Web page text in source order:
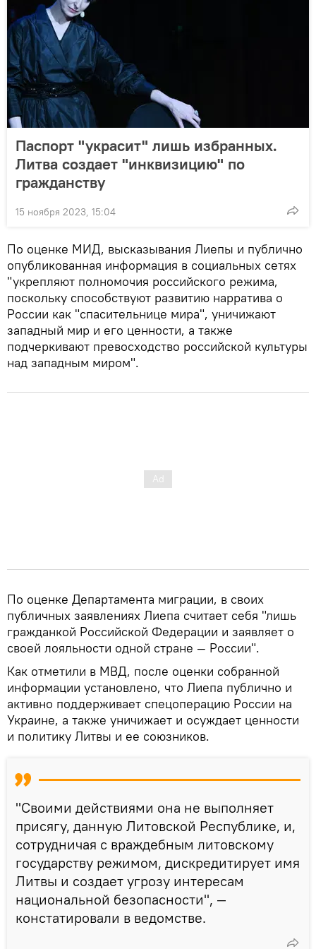
Паспорт "украсит" лишь избранных.
Литва создает "инквизицию" по
гражданству
15 ноября 2023, 15:04
По оценке МИД, высказывания Лиепы и публично
опубликованная информация в социальных сетях
"укрепляют полномочия российского режима,
поскольку способствуют развитию нарратива о
России как "спасительнице мира", уничижают
западный мир и его ценности, а также
подчеркивают превосходство российской культуры
над западным миром".
По оценке Департамента миграции, в своих
публичных заявлениях Лиепа считает себя "лишь
гражданкой Российской Федерации и заявляет о
своей лояльности одной стране — России".
Как отметили в МВД, после оценки собранной
информации установлено, что Лиепа публично и
активно поддерживает спецоперацию России на
Украине, а также уничижает и осуждает ценности
и политику Литвы и ее союзников.
"Своими действиями она не выполняет
присягу, данную Литовской Республике, и,
сотрудничая с враждебным литовскому
государству режимом, дискредитирует имя
Литвы и создает угрозу интересам
национальной безопасности", —
констатировали в ведомстве.